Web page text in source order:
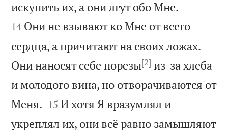
искупить их, а они лгут обо Мне.
14 Они не взывают ко Мне от всего
сердца, а причитают на своих ложах.
Они наносят себе порезы[2] из-за хлеба
и молодого вина, но отворачиваются от
Меня. 

15 И хотя Я вразумлял и
укреплял их, они всё равно замышляют